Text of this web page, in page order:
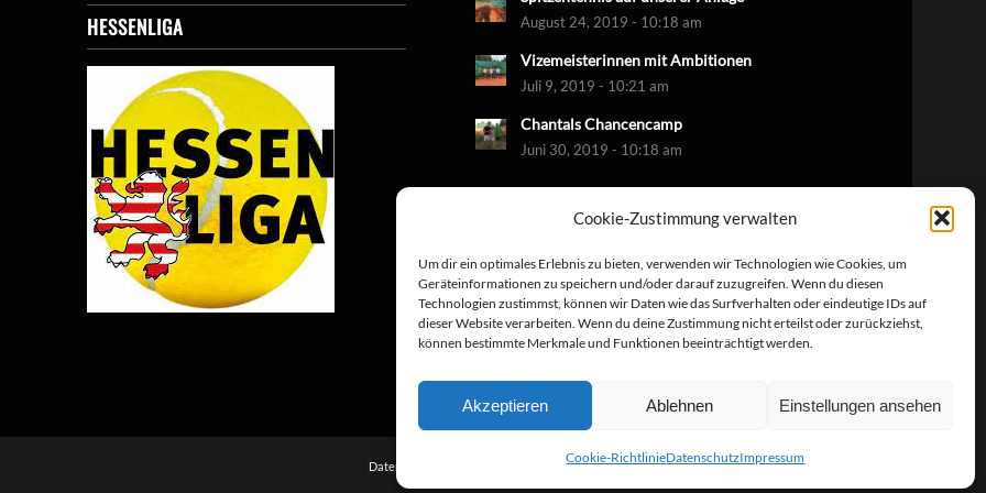
Cookie-Zustimmung verwalten
Um dir ein optimales Erlebnis zu bieten, verwenden wir Technologien wie Cookies, um
Geräteinformationen zu speichern und/oder darauf zuzugreifen. Wenn du diesen
Technologien zustimmst, können wir Daten wie das Surfverhalten oder eindeutige IDs auf
dieser Website verarbeiten. Wenn du deine Zustimmung nicht erteilst oder zurückziehst,
können bestimmte Merkmale und Funktionen beeinträchtigt werden.
Akzeptieren Ablehnen Einstellungen ansehen
Cookie-RichtlinieDatenschutzImpressum
HESSENLIGA August 24, 2019 - 10:18 am
Vizemeisterinnen mit Ambitionen
Juli 9, 2019 - 10:21 am
Chantals Chancencamp
Juni 30, 2019 - 10:18 am
Datenschutz Kontakt Cookie-Richtlinie (EU)